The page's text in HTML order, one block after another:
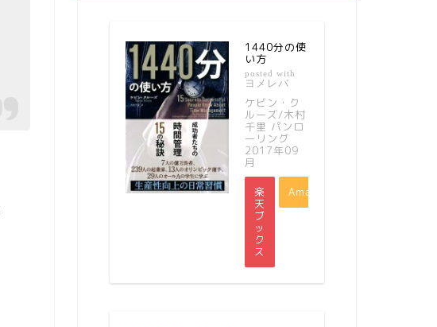
1440分の使
い方
posted with
ヨメレバ
ケビン・ク
ルーズ/木村
千里 パンロ
ーリング
2017年09
月
楽
天
ブ
ッ
ク
ス
Amazon